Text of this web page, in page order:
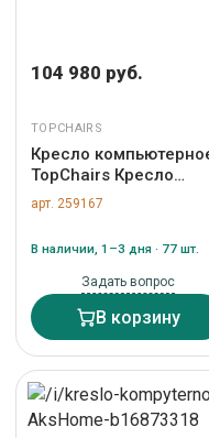
104 980 руб.
TOPCHAIRS
Кресло
TopChairs Кресло
офисное TopChairs
Crown SN серо-
арт. 259167
В наличии, 1–3 дня · 77 шт.
Задать вопрос
В корзину